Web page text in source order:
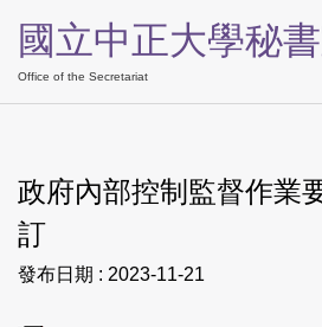
到
主
要
區
國立中正大學秘
Office of the Secretariat
政府內部控制監督作業
訂
發布日期 : 2023-11-21